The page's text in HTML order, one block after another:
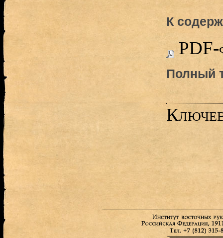
К
PDF-
Полный